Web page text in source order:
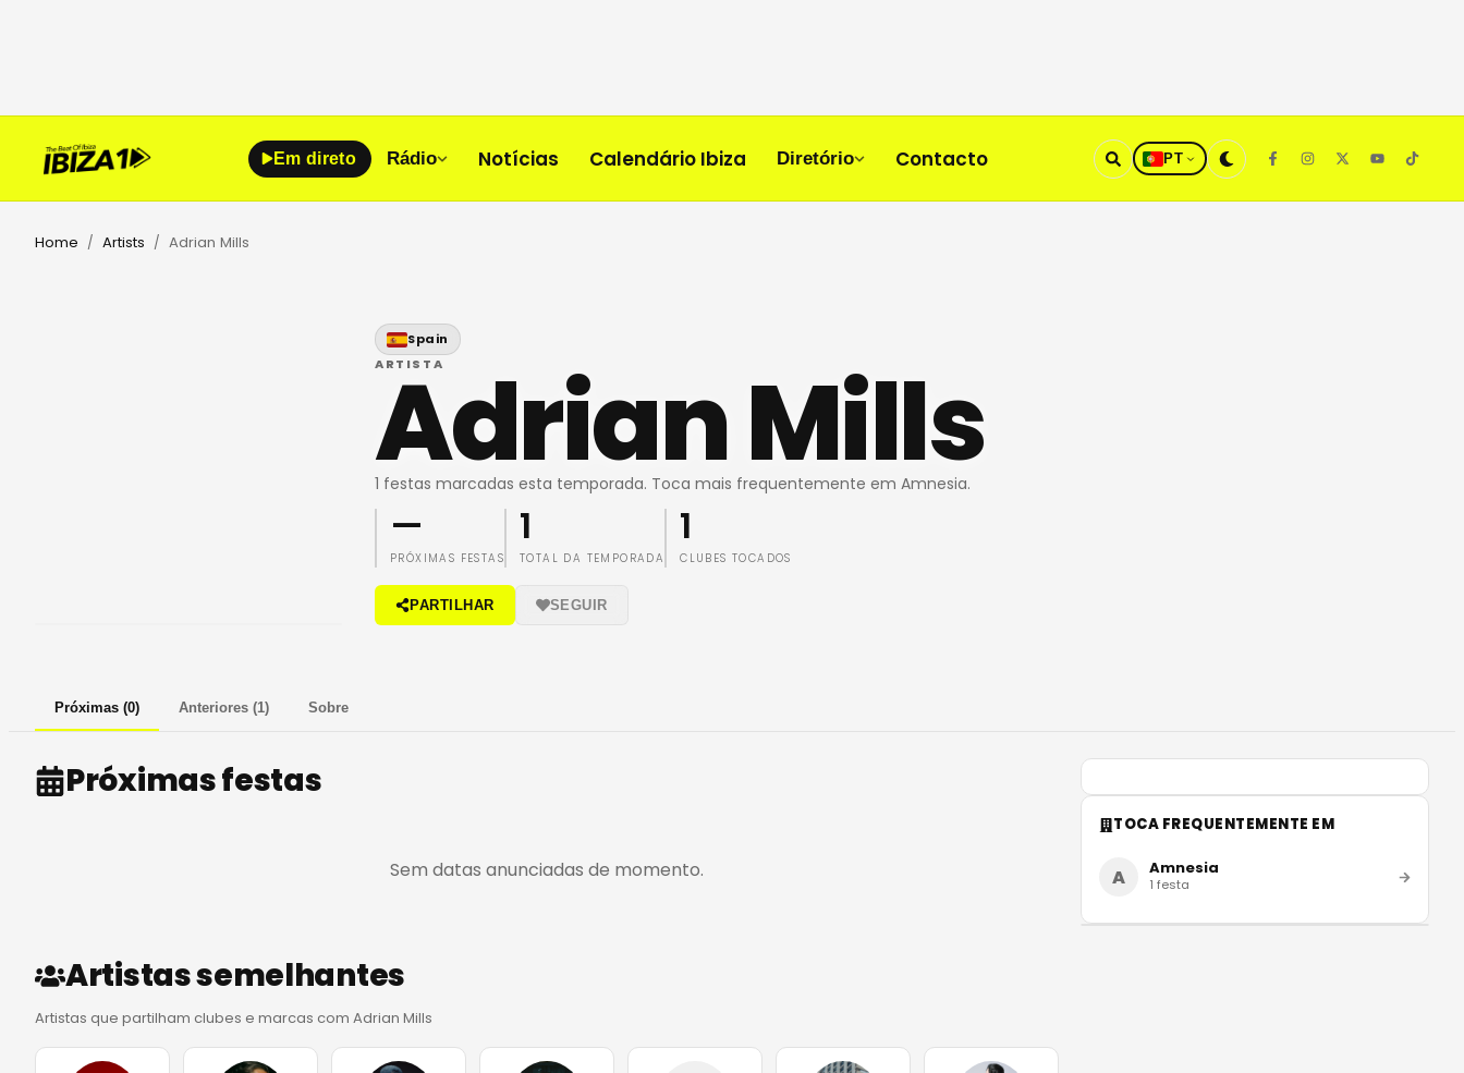
Em direto Rádio Notícias Calendário Ibiza Diretório Contacto PT
Home / Artists / Adrian Mills
Spain
ARTISTA
Adrian Mills
1 festas marcadas esta temporada. Toca mais frequentemente em Amnesia.
—
PRÓXIMAS FESTAS
1
TOTAL DA TEMPORADA
1
CLUBES TOCADOS
PARTILHAR SEGUIR
Próximas (0) Anteriores (1) Sobre
Próximas festas
Sem datas anunciadas de momento.
Artistas semelhantes
Artistas que partilham clubes e marcas com Adrian Mills
TOCA FREQUENTEMENTE EM
A Amnesia
1 festa